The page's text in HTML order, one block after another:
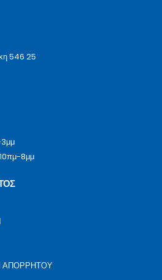
546 25
8μμ
ΑΠΟΡΡΗΤΟΥ